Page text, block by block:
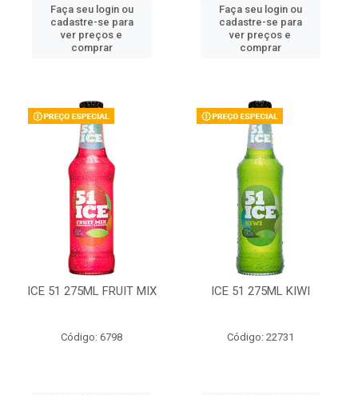
Faça seu login ou
cadastre-se para
ver preços e
comprar
Faça seu login ou
cadastre-se para
ver preços e
comprar
ICE 51 275ML FRUIT MIX
Código: 6798
ICE 51 275ML KIWI
Código: 22731